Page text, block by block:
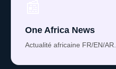
One Africa News
Actualité africaine FR/EN/AR.